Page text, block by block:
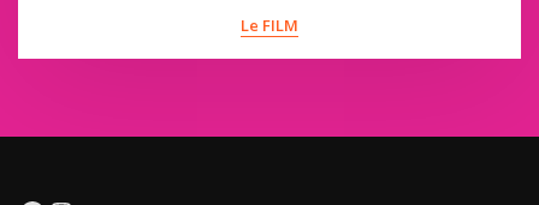
Le FILM